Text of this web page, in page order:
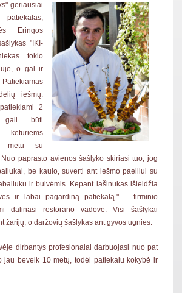
geriausiai
patiekalas,
Eringos
"IKI-
tokio
o gal ir
iešmų.
2
gali būti
metu su
paprasto avienos šašlyko skiriasi tuo, jog
be kaulo, suverti ant iešmo paeiliui su
ir bulvėmis. Kepant lašinukas išleidžia
ir labai pagardiną patiekalą." – firminio
dalinasi restorano vadovė. Visi šašlykai
žarijų, o daržovių šašlykas ant gyvos ugnies.
dirbantys profesionalai darbuojasi nuo pat
jau beveik 10 metų, todėl patiekalų kokybė ir